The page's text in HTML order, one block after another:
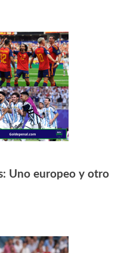
Uno europeo y otro